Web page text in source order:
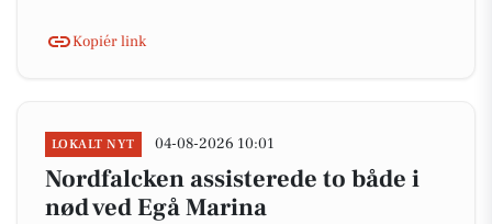
Kopiér link
LOKALT NYT 04-08-2026 10:01
Nordfalcken assisterede to både i
nød ved Egå Marina